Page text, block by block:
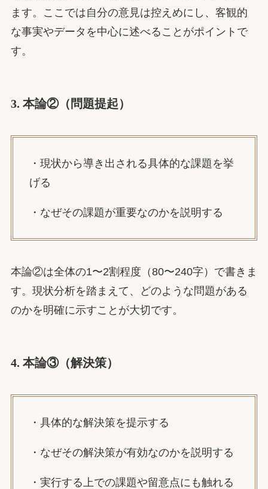
ます。ここでは自分の意見は控えめにし、客観的
な事実やデータを中心に述べることがポイントで
す。
3. 本論②（問題提起）
・現状から導き出される具体的な課題を挙
げる
・なぜその課題が重要なのかを説明する
本論②は全体の1〜2割程度（80〜240字）で書きま
す。現状分析を踏まえて、どのような問題がある
のかを明確に示すことが大切です。
4. 本論③（解決策）
・具体的な解決策を提示する
・なぜその解決策が有効なのかを説明する
・実行する上での課題や留意点にも触れる